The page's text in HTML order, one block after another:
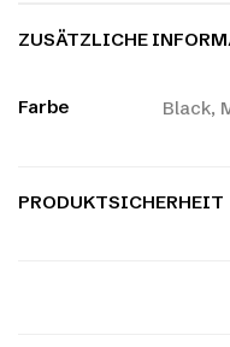
ZUSÄTZLICHE
Farbe Black,
PRODUKTSICHERHEIT